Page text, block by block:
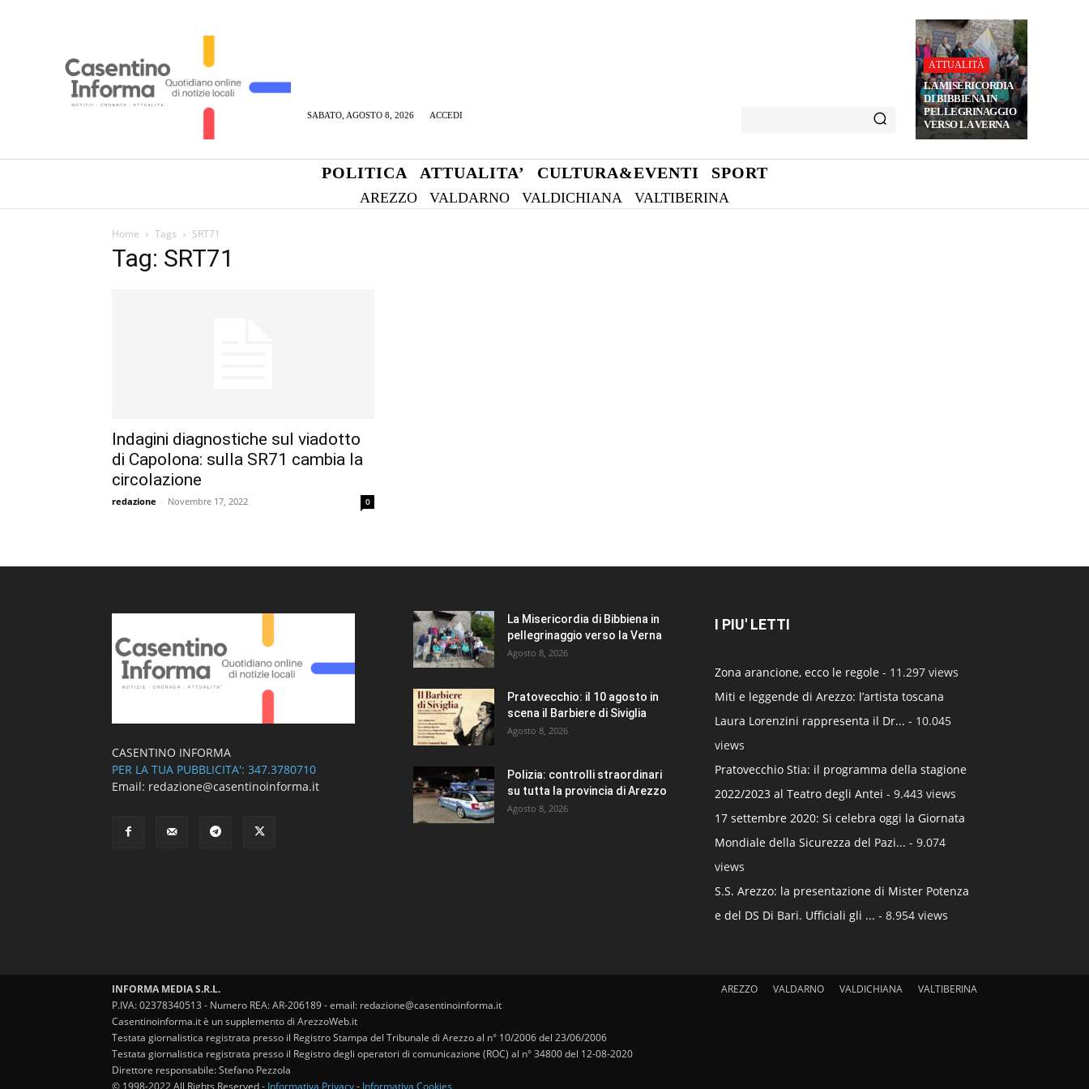
SABATO, AGOSTO 8, 2026 ACCEDI
ATTUALITÀ
LA MISERICORDIA
DI BIBBIENA IN
PELLEGRINAGGIO
VERSO LA VERNA
POLITICA ATTUALITA’ CULTURA&EVENTI SPORT
AREZZO VALDARNO VALDICHIANA VALTIBERINA
Home Tags SRT71
Tag: SRT71
Indagini diagnostiche sul viadotto
di Capolona: sulla SR71 cambia la
circolazione
redazione - Novembre 17, 2022 0
CASENTINO INFORMA
PER LA TUA PUBBLICITA': 347.3780710
Email: redazione@casentinoinforma.it
La Misericordia di Bibbiena in
pellegrinaggio verso la Verna
Agosto 8, 2026
Pratovecchio: il 10 agosto in
scena il Barbiere di Siviglia
Agosto 8, 2026
Polizia: controlli straordinari
su tutta la provincia di Arezzo
Agosto 8, 2026
I PIU' LETTI
Zona arancione, ecco le regole - 11.297 views
Miti e leggende di Arezzo: l’artista toscana
Laura Lorenzini rappresenta il Dr... - 10.045
views
Pratovecchio Stia: il programma della stagione
2022/2023 al Teatro degli Antei - 9.443 views
17 settembre 2020: Si celebra oggi la Giornata
Mondiale della Sicurezza del Pazi... - 9.074
views
S.S. Arezzo: la presentazione di Mister Potenza
e del DS Di Bari. Ufficiali gli ... - 8.954 views
AREZZO VALDARNO VALDICHIANA VALTIBERINA
INFORMA MEDIA S.R.L.
P.IVA: 02378340513 - Numero REA: AR-206189 - email: redazione@casentinoinforma.it
Casentinoinforma.it è un supplemento di ArezzoWeb.it
Testata giornalistica registrata presso il Registro Stampa del Tribunale di Arezzo al n° 10/2006 del 23/06/2006
Testata giornalistica registrata presso il Registro degli operatori di comunicazione (ROC) al n° 34800 del 12-08-2020
Direttore responsabile: Stefano Pezzola
© 1998-2022 All Rights Reserved - Informativa Privacy- Informativa Cookies